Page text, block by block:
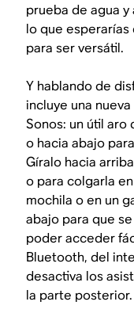
prueba de agua
lo que
para ser versátil.
Y hablando de
incluye una
Sonos: un útil aro
o hacia abajo
Gíralo hacia
o para colgarla
mochila o en un
abajo para que
poder acceder
Bluetooth, del
desactiva los
la parte posterior.